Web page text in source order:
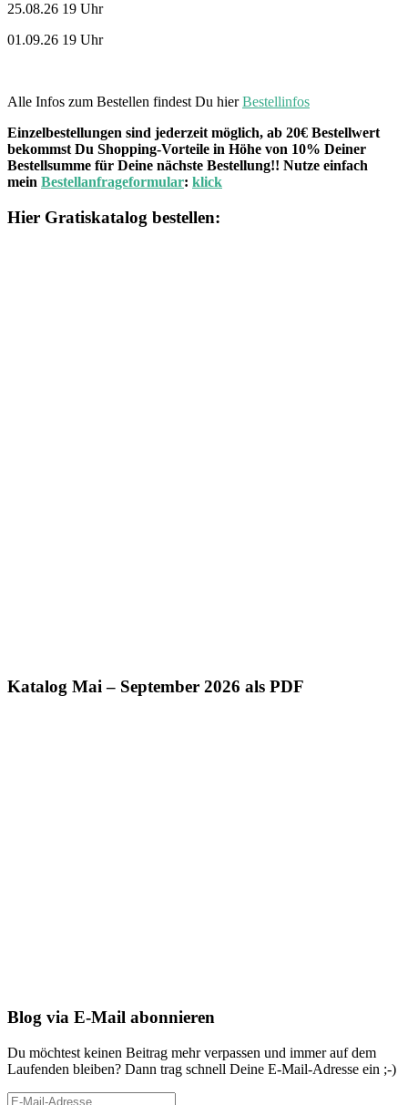
25.08.26 19 Uhr
01.09.26 19 Uhr
Alle Infos zum Bestellen findest Du hierBestellinfos
Einzelbestellungen sind jederzeit möglich, ab 20€ Bestellwert
bekommst Du Shopping-Vorteile in Höhe von 10% Deiner
Bestellsumme für Deine nächste Bestellung!! Nutze einfach
mein Bestellanfrageformular: klick
Hier Gratiskatalog bestellen:
Katalog Mai – September 2026 als PDF
Blog via E-Mail abonnieren
Du möchtest keinen Beitrag mehr verpassen und immer auf dem
Laufenden bleiben? Dann trag schnell Deine E-Mail-Adresse ein ;-)
E-